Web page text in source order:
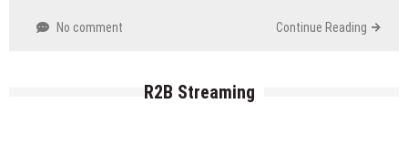
No comment Continue Reading
R2B Streaming